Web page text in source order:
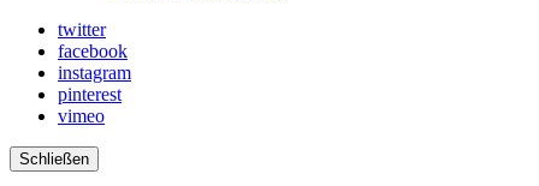
twitter
facebook
instagram
pinterest
vimeo
Schließen